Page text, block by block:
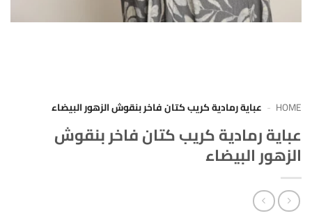
HOME
- عباية رمادية كريب كتان فاخر بنقوش الزهور البيضاء
عباية رمادية كريب كتان فاخر بنقوش
الزهور البيضاء